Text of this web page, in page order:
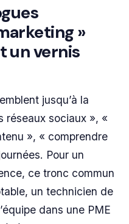
»
un vernis
jusqu’à la
réseaux sociaux », «
», « comprendre
Pour un
ce tronc commun
un technicien de
dans une PME